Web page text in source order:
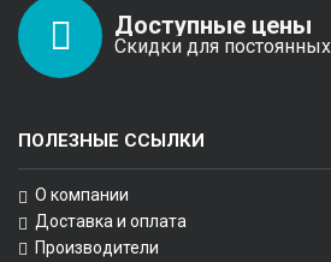
Доступные цены
Скидки для
ПОЛЕЗНЫЕ ССЫЛКИ
О компании
Доставка и оплата
Производители